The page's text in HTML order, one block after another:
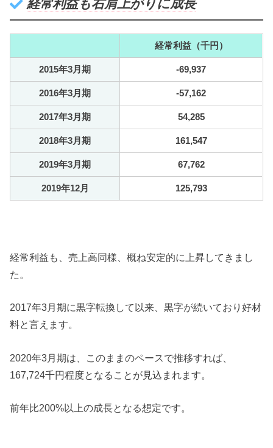
経常利益も右肩上がりに成長
経常利益（千円）
2015年3月期 -69,937
2016年3月期 -57,162
2017年3月期 54,285
2018年3月期 161,547
2019年3月期 67,762
2019年12月 125,793
経常利益も、売上高同様、概ね安定的に上昇してきまし
た。
2017年3月期に黒字転換して以来、黒字が続いており好材
料と言えます。
2020年3月期は、このままのペースで推移すれば、
167,724千円程度となることが見込まれます。
前年比200%以上の成長となる想定です。